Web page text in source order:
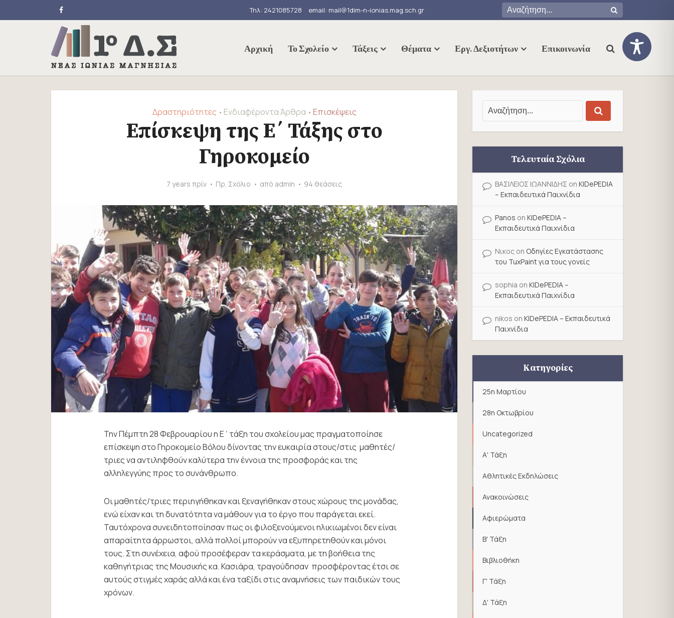
Τηλ: 2421085728 email: mail@1dim-n-ionias.mag.sch.gr
Αρχική Το Σχολείο Τάξεις Θέματα Εργ. Δεξιοτήτων Επικοινωνία
Δραστηριότητες • Ενδιαφέροντα Άρθρα • Επισκέψεις
Επίσκεψη της Ε΄ Τάξης στο
Γηροκομείο
7 years πρίν Πρ. Σχόλιο από admin 94 θεάσεις
Την Πέμπτη 28 Φεβρουαρίου η Ε΄τάξη του σχολείου μας πραγματοποίησε
επίσκεψη στο Γηροκομείο Βόλου δίνοντας την ευκαιρία στους/στις μαθητές/
τριες να αντιληφθούν καλύτερα την έννοια της προσφοράς και της
αλληλεγγύης προς το συνάνθρωπο.
Οι μαθητές/τριες περιηγήθηκαν και ξεναγήθηκαν στους χώρους της μονάδας,
ενώ είχαν και τη δυνατότητα να μάθουν για το έργο που παράγεται εκεί.
Ταυτόχρονα συνειδητοποίησαν πως οι φιλοξενούμενοι ηλικιωμένοι δεν είναι
απαραίτητα άρρωστοι, αλλά πολλοί μπορούν να εξυπηρετηθούν και μόνοι
τους. Στη συνέχεια, αφού προσέφεραν τα κεράσματα, με τη βοήθεια της
καθηγήτριας της Μουσικής κα. Κασιάρα, τραγούδησαν προσφέροντας έτσι σε
αυτούς στιγμές χαράς αλλά και ένα ταξίδι στις αναμνήσεις των παιδικών τους
χρόνων.
Τελευταία Σχόλια
ΒΑΣΙΛΕΙΟΣ ΙΩΑΝΝΙΔΗΣ on KIDePEDIA
– Εκπαιδευτικά Παιχνίδια
Panos on KIDePEDIA –
Εκπαιδευτικά Παιχνίδια
Νικος on Οδηγίες Εγκατάστασης
του TuxPaint για τους γονείς
sophia on KIDePEDIA –
Εκπαιδευτικά Παιχνίδια
nikos on KIDePEDIA – Εκπαιδευτικά
Παιχνίδια
Κατηγορίες
25η Μαρτίου
28η Οκτωβρίου
Uncategorized
Α' Τάξη
Αθλητικές Εκδηλώσεις
Ανακοινώσεις
Αφιερώματα
Β' Τάξη
Βιβλιοθήκη
Γ' Τάξη
Δ' Τάξη